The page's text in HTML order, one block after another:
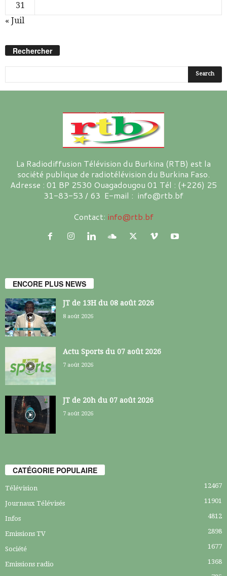
31
« Juil
Rechercher
La Radiodiffusion Télévision du Burkina (RTB) est la
société publique de radiotélévision du Burkina Faso.
Adresse : 01 BP 2530 Ouagadougou 01 Tél : (+226) 25
31-83-53 / 63 E-mail : info@rtb.bf
Contact: info@rtb.bf
ENCORE PLUS NEWS
JT de 13H du 08 août 2026
8 août 2026
Actu Sports du 07 août 2026
7 août 2026
JT de 20h du 07 août 2026
7 août 2026
CATÉGORIE POPULAIRE
Télévision 12467
Journaux Télévisés 11901
Infos 4812
Emissions TV 2898
Société 1677
Emissions radio 1368